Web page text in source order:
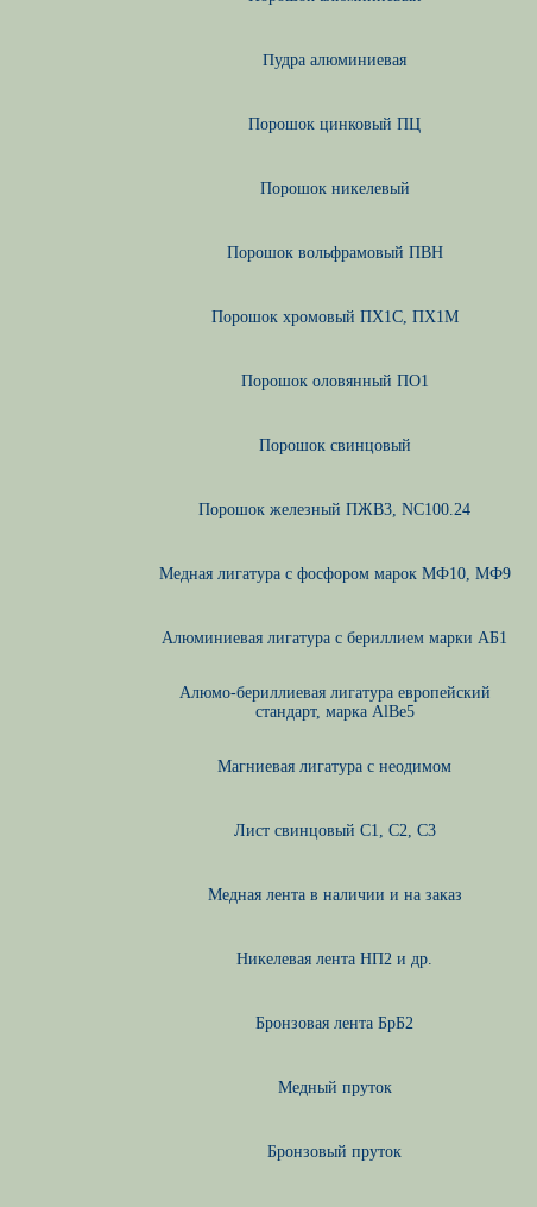
Пудра алюминиевая
Порошок цинковый ПЦ
Порошок никелевый
Порошок вольфрамовый ПВН
Порошок хромовый ПХ1С, ПХ1М
Порошок оловянный ПО1
Порошок свинцовый
Порошок железный ПЖВ3, NC100.24
Медная лигатура с фосфором марок МФ10, МФ9
Алюминиевая лигатура с бериллием марки АБ1
Алюмо-бериллиевая лигатура европейский
стандарт, марка AlBe5
Магниевая лигатура с неодимом
Лист свинцовый С1, С2, С3
Медная лента в наличии и на заказ
Никелевая лента НП2 и др.
Бронзовая лента БрБ2
Медный пруток
Бронзовый пруток